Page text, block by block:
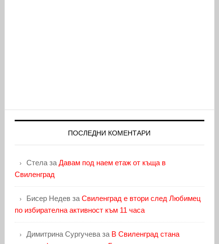
ПОСЛЕДНИ КОМЕНТАРИ
Стелаза Давам под наем етаж от къща в
Свиленград
Бисер Недевза Свиленград е втори след Любимец
по избирателна активност към 11 часа
Димитрина Сургучеваза В Свиленград стана